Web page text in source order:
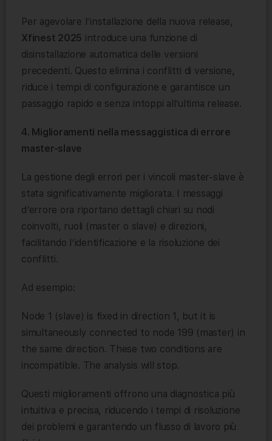
Per agevolare l’installazione della nuova release,
Xfinest 2025 introduce una funzione di
disinstallazione automatica delle versioni
precedenti. Questo elimina i conflitti di versione,
riduce i tempi di configurazione e garantisce un
passaggio rapido e senza intoppi all’ultima release.
4. Miglioramenti nella messaggistica di errore
master-slave
La gestione degli errori per i vincoli master-slave è
stata significativamente migliorata. I messaggi
d’errore ora riportano dettagli chiari su nodi
coinvolti, ruoli (master o slave) e direzioni,
facilitando l’identificazione e la risoluzione dei
conflitti.
Ad esempio:
Node 1 (slave) is fixed in direction 1, but it is
simultaneously connected to node 199 (master) in
the same direction. These two conditions are
incompatible. The analysis will stop.
Questi miglioramenti offrono una diagnostica più
intuitiva e precisa, riducendo i tempi di risoluzione
dei problemi e garantendo un flusso di lavoro più